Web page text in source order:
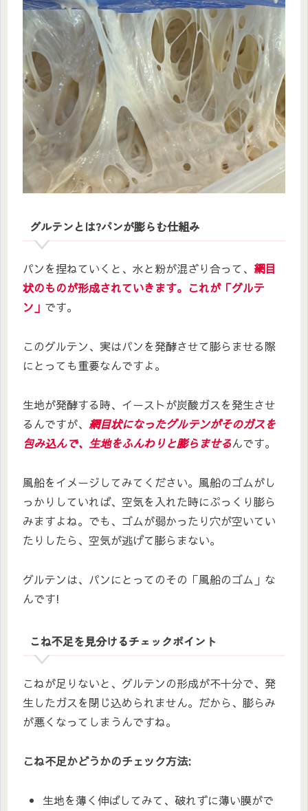
グルテンとは?パンが膨らむ仕組み
パンを捏ねていくと、水と粉が混ざり合って、 網目
状のものが形成されていきます。これが「グルテ
ン」 です。
このグルテン、実はパンを発酵させて膨らませる際
にとっても重要なんですよ。
生地が発酵する時、イーストが炭酸ガスを発生させ
るんですが、 網目状になったグルテンがそのガスを
包み込んで、生地をふんわりと膨らませるんです。
風船をイメージしてみてください。風船のゴムがし
っかりしていれば、空気を入れた時にぷっくり膨ら
みますよね。でも、ゴムが弱かったり穴が空いてい
たりしたら、空気が逃げて膨らまない。
グルテンは、パンにとってのその「風船のゴム」な
んです!
こね不足を見分けるチェックポイント
こねが足りないと、グルテンの形成が不十分で、発
生したガスを閉じ込められません。だから、膨らみ
が悪くなってしまうんですね。
こね不足かどうかのチェック方法:
生地を薄く伸ばしてみて、破れずに薄い膜がで